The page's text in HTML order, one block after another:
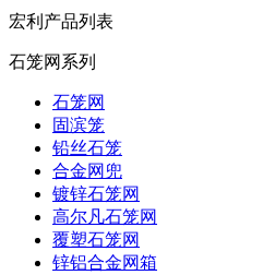
宏利产品列表
石笼网系列
石笼网
固滨笼
铅丝石笼
合金网兜
镀锌石笼网
高尔凡石笼网
覆塑石笼网
锌铝合金网箱